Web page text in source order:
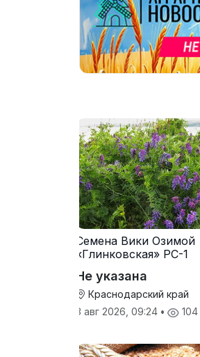
Семена Вики Озимой
«Глинковская» РС-1
Не указана
Краснодарский край
3 авг 2026, 09:24 • 104